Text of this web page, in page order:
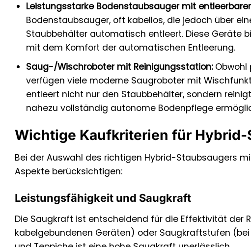
Leistungsstarke Bodenstaubsauger mit
Bodenstaubsauger, oft kabellos, die jedoch über
Staubbehälter automatisch entleert. Diese Geräte
mit dem Komfort der automatischen Entleerung.
Saug-/Wischroboter mit Reinigungsstation:Obwohl
verfügen viele moderne Saugroboter mit
entleert nicht nur den Staubbehälter, sondern
nahezu vollständig autonome Bodenpflege
Wichtige Kaufkriterien für
Bei der Auswahl des richtigen Hybrid-Staubsaugers
Aspekte berücksichtigen:
Leistungsfähigkeit und Saugkraft
Die Saugkraft ist entscheidend für die Effektivität der
kabelgebundenen Geräten) oder Saugkraftstufen